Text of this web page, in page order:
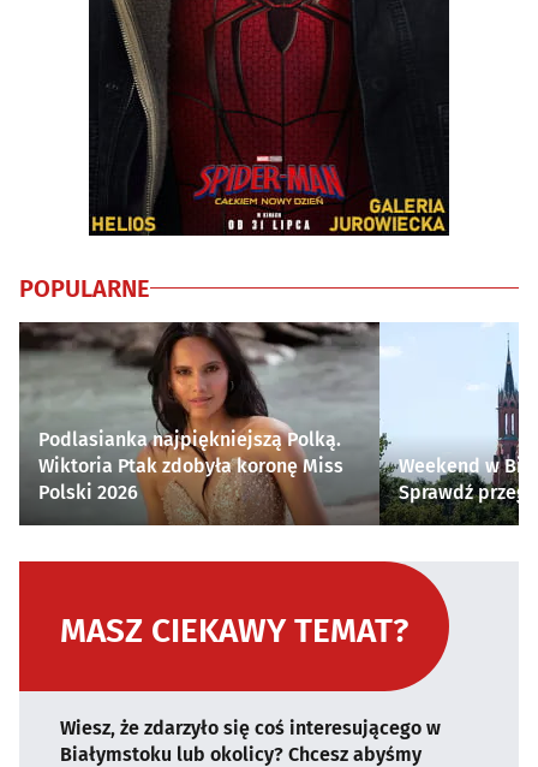
POPULARNE
Podlasianka najpiękniejszą Polką.
Wiktoria Ptak zdobyła koronę Miss
Polski 2026
Weekend w
Sprawdź
MASZ CIEKAWY TEMAT?
Wiesz, że zdarzyło się coś interesującego w
Białymstoku lub okolicy? Chcesz abyśmy